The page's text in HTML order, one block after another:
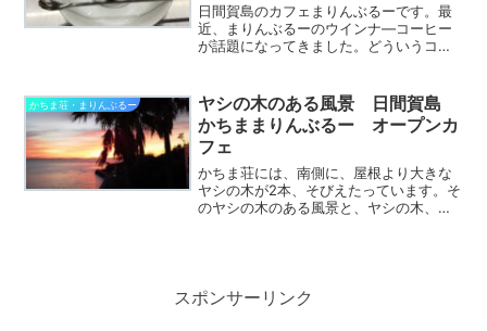
日間賀島のカフェまりんぶるーです。最
近、まりんぶるーのウインナ―コーヒー
が話題になってきました。どういうコー
ーヒーを注文すると、こういうかんじ
で、たこさんウインナーが乗...
かちま荘・まりんぶるー
ヤシの木のある風景 日間賀島
かちままりんぶるー オープンカ
フェ
かちま荘には、南側に、屋根より大きな
ヤシの木が2本、そびえたっています。そ
のヤシの木のある風景と、ヤシの木、豆
スポンサーリンク